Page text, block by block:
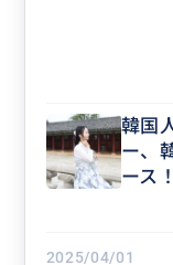
韓国
ー、
ース！
2025/04/01